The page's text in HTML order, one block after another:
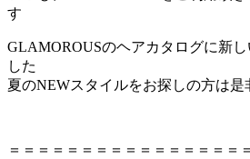
す
GLAMOROUSのヘアカタログに新
した
夏のNEWスタイルをお探しの方は是
＝＝＝＝＝＝＝＝＝＝＝＝＝＝＝＝